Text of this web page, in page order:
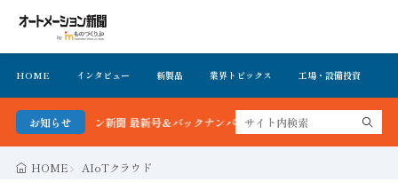
HOME インタビュー 新製品 業界トピックス 工場・設備投資
お知らせ
メーション新聞 最新号＆バックナンバーを無料で公開中 詳細はこちら
HOME AIoTクラウド